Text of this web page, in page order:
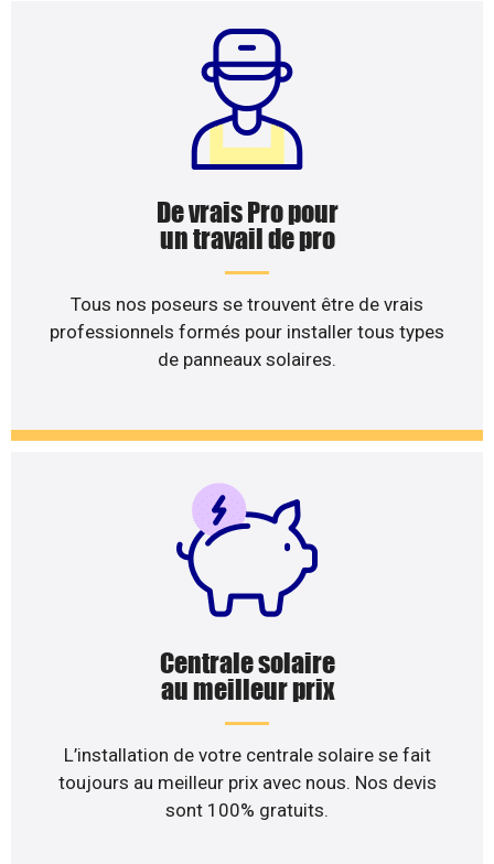
De vrais Pro pour
un travail de pro
Tous nos poseurs se trouvent être de vrais
professionnels formés pour installer tous types
de panneaux solaires.
Centrale solaire
au meilleur prix
L’installation de votre centrale solaire se fait
toujours au meilleur prix avec nous. Nos devis
sont 100% gratuits.